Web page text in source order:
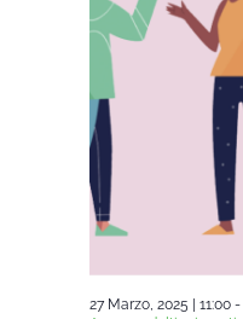
27 Marzo, 2025 | 11:00-